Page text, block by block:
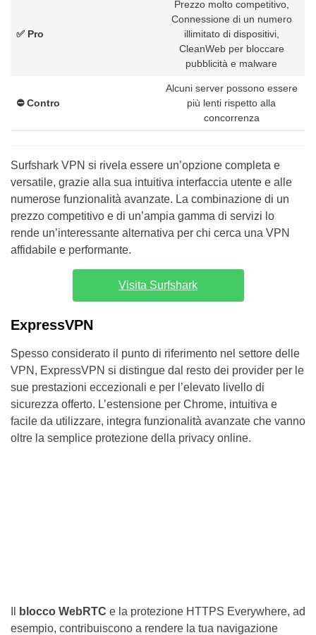
✅ Pro
Prezzo molto competitivo,
Connessione di un numero
illimitato di dispositivi,
CleanWeb per bloccare
pubblicità e malware
⛔️ Contro
Alcuni server possono essere
più lenti rispetto alla
concorrenza
Surfshark VPN si rivela essere un’opzione completa e
versatile, grazie alla sua intuitiva interfaccia utente e alle
numerose funzionalità avanzate. La combinazione di un
prezzo competitivo e di un’ampia gamma di servizi lo
rende un’interessante alternativa per chi cerca una VPN
affidabile e performante.
Visita Surfshark
ExpressVPN
Spesso considerato il punto di riferimento nel settore delle
VPN, ExpressVPN si distingue dal resto dei provider per le
sue prestazioni eccezionali e per l’elevato livello di
sicurezza offerto. L’estensione per Chrome, intuitiva e
facile da utilizzare, integra funzionalità avanzate che vanno
oltre la semplice protezione della privacy online.
blocco WebRTC e la protezione HTTPS Everywhere, ad
esempio, contribuiscono a rendere la tua navigazione